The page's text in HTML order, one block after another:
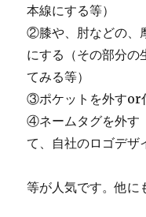
本線にする等）
②膝や、肘などの、
にする（その部分の
てみる等）
③ポケットを外すor
④ネームタグを外す
て、自社のロゴデザ
等が人気です。他に